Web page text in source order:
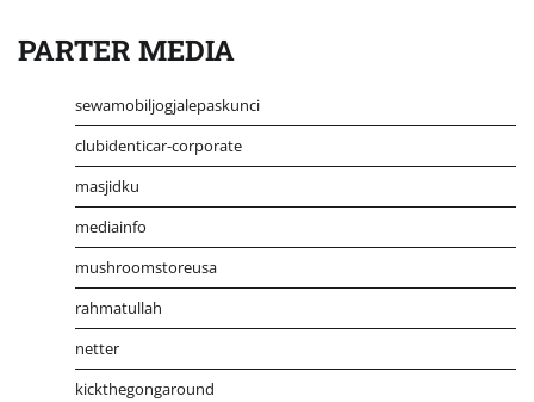
PARTER MEDIA
sewamobiljogjalepaskunci
clubidenticar-corporate
masjidku
mediainfo
mushroomstoreusa
rahmatullah
netter
kickthegongaround